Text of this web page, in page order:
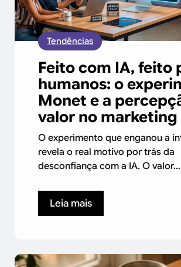
Tendências
Feito com IA, feito
humanos: o
Monet e a
valor no marketing
O experimento que enganou a
revela o real motivo por trás da
desconfiança com a IA. O valor...
Leia mais